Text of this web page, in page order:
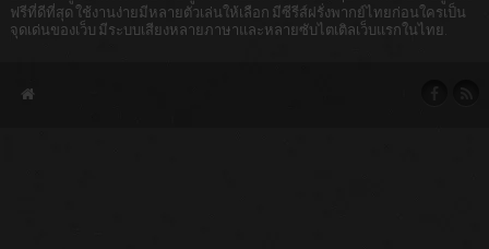
ฟรีที่ดีที่สุด ใช้งานง่ายมีหลายตัวเล่นให้เลือก มีซีรีส์ฝรั่งพากย์ไทยก่อนใครเป็น
จุดเด่นของเว็บ มีระบบเสียงหลายภาษาและหลายซับไตเติลเว็บแรกในไทย.